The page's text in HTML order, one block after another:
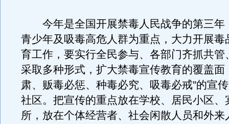
今年是全国开展禁毒人民战争的第三年
青少年及吸毒高危人群为重点，大力开展毒
育工作，要实行全民参与、各部门齐抓共管
采取多种形式，扩大禁毒宣传教育的覆盖面
肃、贩毒必惩、种毒必究、吸毒必戒”的宣
社区。把宣传的重点放在学校、居民小区、
所，放在个体经营者、社会闲散人员和外来